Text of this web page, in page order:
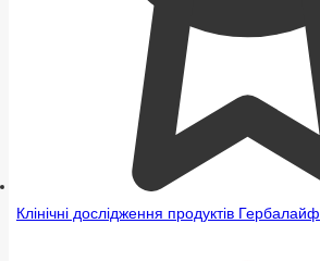
Клінічні дослідження продуктів Гербалайф